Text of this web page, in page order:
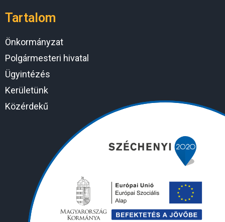
Tartalom
Önkormányzat
Polgármesteri hivatal
Ügyintézés
Kerületünk
Közérdekű